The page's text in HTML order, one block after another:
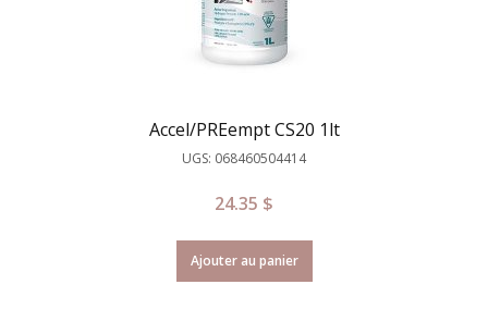
Accel/PREempt CS20 1lt
UGS: 068460504414
24.35 $
Ajouter au panier